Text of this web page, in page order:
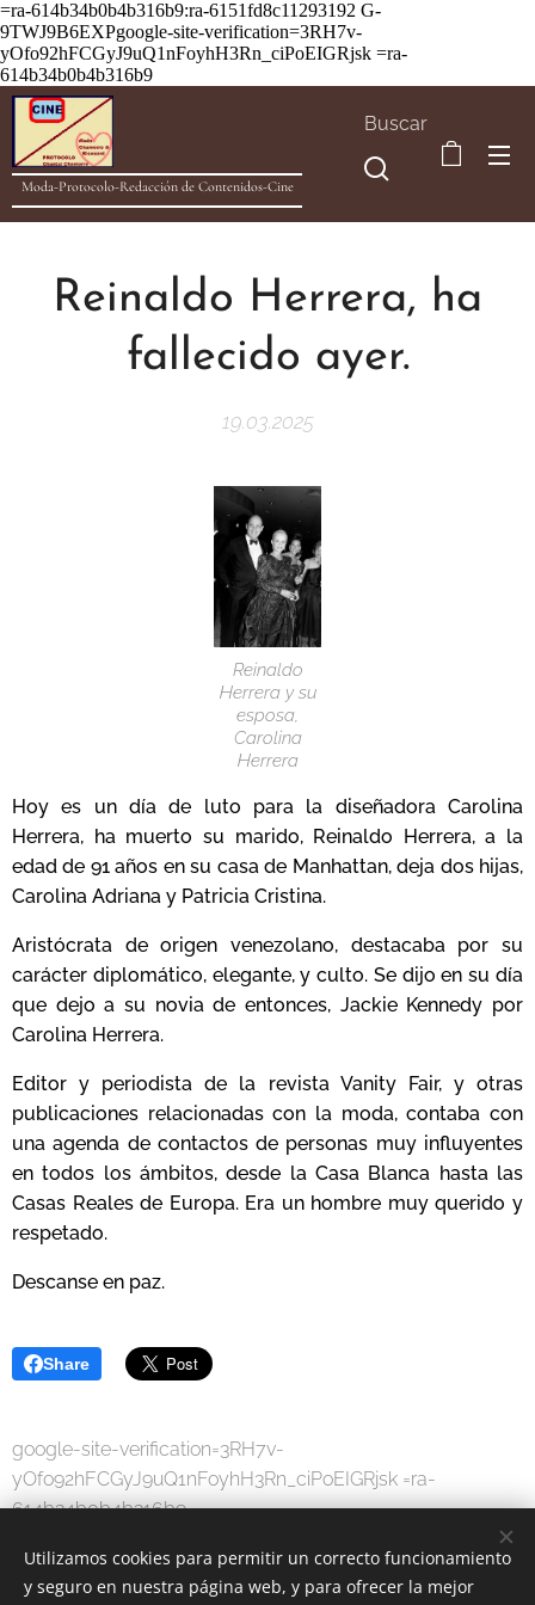
=ra-614b34b0b4b316b9:ra-6151fd8c11293192 G-
9TWJ9B6EXPgoogle-site-verification=3RH7v-
yOfo92hFCGyJ9uQ1nFoyhH3Rn_ciPoEIGRjsk =ra-
614b34b0b4b316b9
Moda-Protocolo-Redacción de Contenidos-Cine
Buscar
Reinaldo Herrera, ha
fallecido ayer.
19.03.2025
Reinaldo
Herrera y su
esposa,
Carolina
Herrera
Hoy es un día de luto para la diseñadora Carolina
Herrera, ha muerto su marido, Reinaldo Herrera, a la
edad de 91 años en su casa de Manhattan, deja dos hijas,
Carolina Adriana y Patricia Cristina.
Aristócrata de origen venezolano, destacaba por su
carácter diplomático, elegante, y culto. Se dijo en su día
que dejo a su novia de entonces, Jackie Kennedy por
Carolina Herrera.
Editor y periodista de la revista Vanity Fair, y otras
publicaciones relacionadas con la moda, contaba con
una agenda de contactos de personas muy influyentes
en todos los ámbitos, desde la Casa Blanca hasta las
Casas Reales de Europa. Era un hombre muy querido y
respetado.
Descanse en paz.
Share
google-site-verification=3RH7v-
yOfo92hFCGyJ9uQ1nFoyhH3Rn_ciPoEIGRjsk =ra-
614b34b0b4b316b9
Utilizamos cookies para permitir un correcto funcionamiento
y seguro en nuestra página web, y para ofrecer la mejor